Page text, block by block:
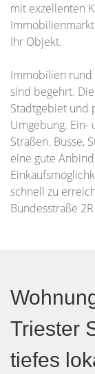
mit exzellenten
Ihr Objekt.
Immobilien rund
sind begehrt.
Stadtgebiet und
Umgebung. Ein-
Straßen. Busse,
eine gute
schnell zu
Bundesstraße
Triester
tiefes